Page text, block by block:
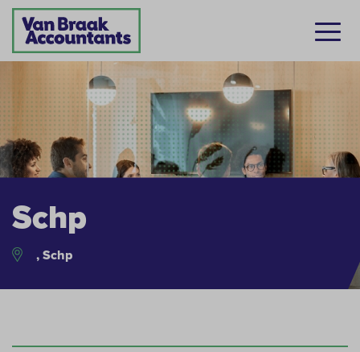
Schp
, Schp